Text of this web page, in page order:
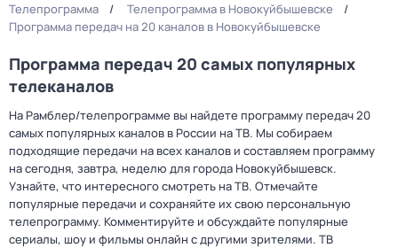
Телепрограмма
Телепрограмма в Новокуйбышевске
Программа передач на 20 каналов в Новокуйбышевске
Программа передач 20 самых популярных
телеканалов
На Рамблер/телепрограмме вы найдете программу передач 20
самых популярных каналов в России на ТВ. Мы собираем
подходящие передачи на всех каналов и составляем программу
на сегодня, завтра, неделю для города Новокуйбышевск.
Узнайте, что интересного смотреть на ТВ. Отмечайте
популярные передачи и сохраняйте их свою персональную
телепрограмму. Комментируйте и обсуждайте популярные
сериалы, шоу и фильмы онлайн с другими зрителями. ТВ